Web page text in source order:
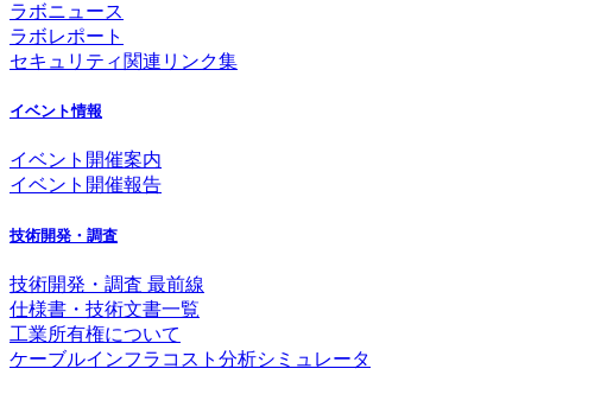
ラボニュース
ラボレポート
セキュリティ関連リンク集
イベント情報
イベント開催案内
イベント開催報告
技術開発・調査
技術開発・調査 最前線
仕様書・技術文書一覧
工業所有権について
ケーブルインフラコスト分析シミュレータ